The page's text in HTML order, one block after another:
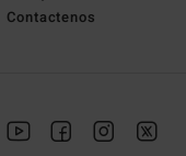
Contactenos